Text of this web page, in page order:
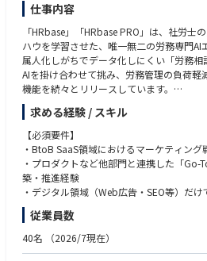
仕事内容
「HRbase」「HRbase PRO」は、社労士
ハウを学習させた、唯一無二の労務専門AI
属人化しがちでデータ化しにくい「労務
AIを掛け合わせて挑み、労務管理の負荷軽
機能を続々とリリースしています。
このサービスの価値を一人でも多くの方に
りがいのあるポジションです。
■取り組んでいただくお仕事内容
・マーケティングの戦略策定
・予算配分の決定
・チームマネジメント
・チームメンバーの採用
・マーケティングへのAI活用 など
求める経験 / スキル
【必須要件】
・BtoB SaaS領域におけるマーケティン
・プロダクトなど他部門と連携した「Go-
築・推進経験
・デジタル領域（Web広告・SEO等）だ
PR等）も含めた複数チャネルを横断する
経験
・マーケティングチームのマネジメント経
従業員数
40名 （2026/7現在）